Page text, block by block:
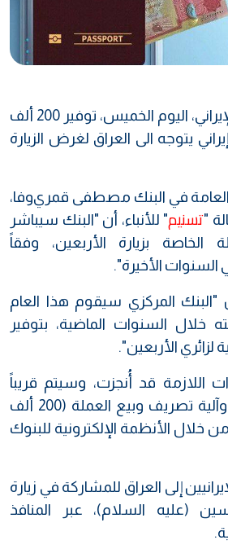
أعلن البنك المركزي الإيراني، اليوم الخميس، توفير 200 ألف
يتوجه الى العراق لغرض الزيارة
العامة في البنك مصطفى قمري‌وفا،
"تسنيم" للأنباء، أن "البنك سيباشر
الخاصة بزيارة الأربعين، وفقاً
الأخيرة".
المركزي سيقوم هذا العام
خلال السنوات الماضية، بتوفير
لزائري الأربعين".
اللازمة قد أُنجزت، وسيتم قريباً
الإعلان عن تفاصيل وآلية تصريف وبيع العملة (200 ألف
خلال الأنظمة الإلكترونية للبنوك
إلى العراق للمشاركة في زيارة
(عليه السلام)، عبر المنافذ